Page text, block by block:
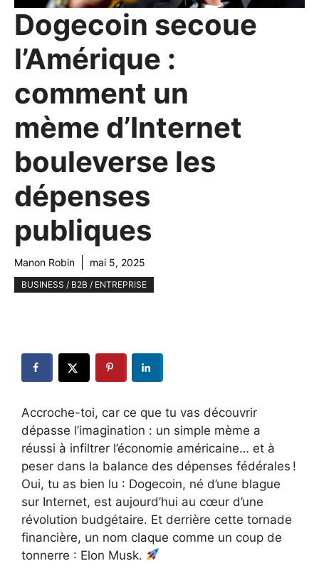
Dogecoin secoue
l’Amérique :
comment un
mème d’Internet
bouleverse les
dépenses
publiques
Manon Robin mai 5, 2025
BUSINESS / B2B / ENTREPRISE
Accroche-toi, car ce que tu vas découvrir
dépasse l’imagination : un simple mème a
réussi à infiltrer l’économie américaine… et à
peser dans la balance des dépenses fédérales !
Oui, tu as bien lu : Dogecoin, né d’une blague
sur Internet, est aujourd’hui au cœur d’une
révolution budgétaire. Et derrière cette tornade
financière, un nom claque comme un coup de
tonnerre : Elon Musk.